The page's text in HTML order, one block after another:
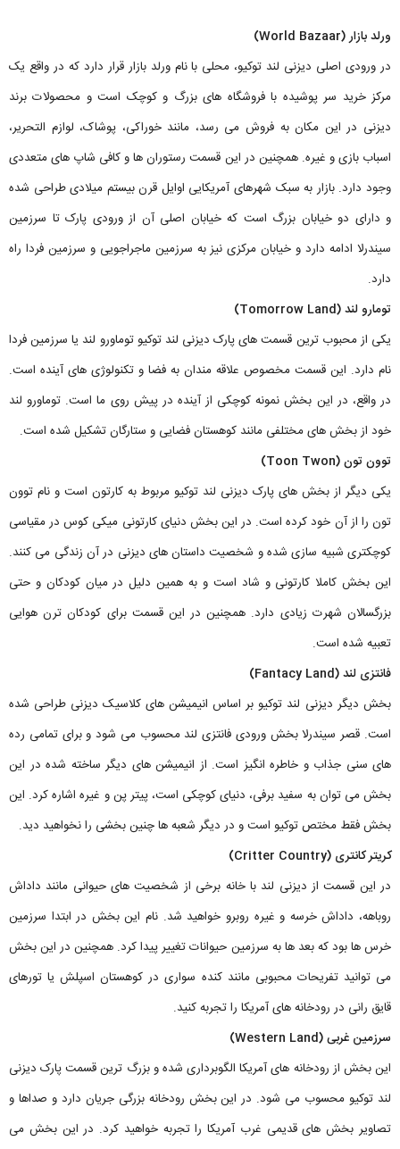
ورلد بازار (World Bazaar)
در ورودی اصلی دیزنی لند توکیو، محلی با نام ورلد بازار قرار دارد که در واقع یک
مرکز خرید سر پوشیده با فروشگاه های بزرگ و کوچک است و محصولات برند
دیزنی در این مکان به فروش می رسد، مانند خوراکی، پوشاک، لوازم التحریر،
اسباب بازی و غیره. همچنین در این قسمت رستوران ها و کافی شاپ های متعددی
وجود دارد. بازار به سبک شهر‌های آمریکایی اوایل قرن بیستم میلادی طراحی شده
و دارای دو خیابان بزرگ است که خیابان اصلی آن از ورودی پارک تا سرزمین
سیندرلا ادامه دارد و خیابان مرکزی نیز به سرزمین ماجراجویی و سرزمین فردا راه
دارد.
تومارو لند (Tomorrow Land)
یکی از محبوب ترین قسمت های پارک دیزنی لند توکیو توماورو لند یا سرزمین فردا
نام دارد. این قسمت مخصوص علاقه مندان به فضا و تکنولوژی های آینده است.
در واقع، در این بخش نمونه کوچکی از آینده در پیش روی ما است. توماورو لند
خود از بخش های مختلفی مانند کوهستان فضایی و ستارگان تشکیل شده است.
توون تون (Toon Twon)
یکی دیگر از بخش های پارک دیزنی لند توکیو مربوط به کارتون است و نام توون
تون را از آن خود کرده است. در این بخش دنیای کارتونی میکی کوس در مقیاسی
کوچکتری شبیه سازی شده و شخصیت داستان های دیزنی در آن زندگی می کنند.
این بخش کاملا کارتونی و شاد است و به همین دلیل در میان کودکان و حتی
بزرگسالان شهرت زیادی دارد. همچنین در این قسمت برای کودکان ترن هوایی
تعبیه شده است.
فانتزی لند (Fantacy Land)
بخش دیگر دیزنی لند توکیو بر اساس انیمیشن های کلاسیک دیزنی طراحی شده
است. قصر سیندرلا بخش ورودی فانتزی لند محسوب می شود و برای تمامی رده
های سنی جذاب و خاطره انگیز است. از انیمیشن های دیگر ساخته شده در این
بخش می توان به سفید برفی، دنیای کوچکی است، پیتر پن و غیره اشاره کرد. این
بخش فقط مختص توکیو است و در دیگر شعبه ها چنین بخشی را نخواهید دید.
کریتر کانتری (Critter Country)
در این قسمت از دیزنی لند با خانه برخی از شخصیت های حیوانی مانند داداش
روباهه، داداش خرسه و غیره روبرو خواهید شد. نام این بخش در ابتدا سرزمین
خرس ها بود که بعد ها به سرزمین حیوانات تغییر پیدا کرد. همچنین در این بخش
می توانید تفریحات محبوبی مانند کنده سواری در کوهستان اسپلش یا تورهای
قایق‌ رانی در رودخانه‌ های آمریکا را تجربه کنید.
سرزمین غربی (Western Land)
این بخش از رودخانه‌ های آمریکا الگوبرداری شده و بزرگ ترین قسمت پارک دیزنی
لند توکیو محسوب می ‌شود. در این بخش رودخانه بزرگی جریان دارد و صداها و
تصاویر بخش‌ های قدیمی غرب آمریکا را تجربه خواهید کرد. در این بخش می